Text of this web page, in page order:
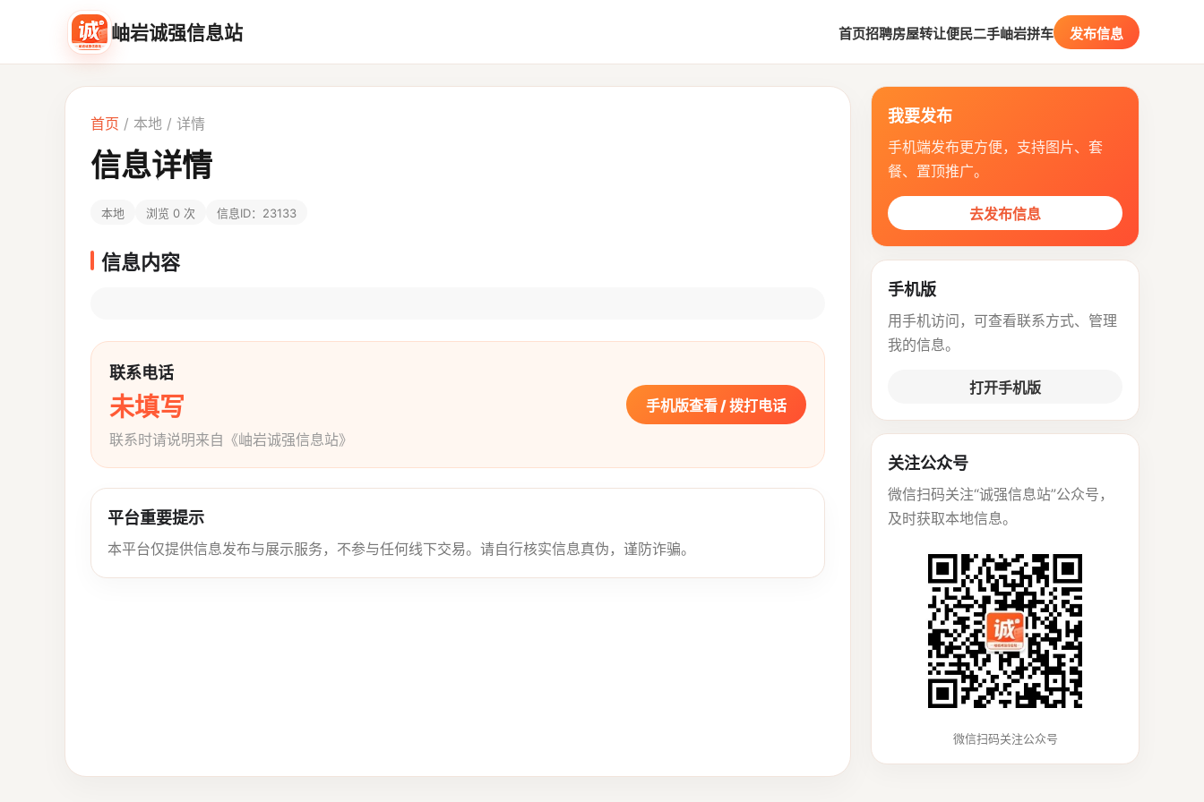
岫岩诚强信息站 首页招聘房屋转让便民二手岫岩拼车 发布信息
首页 / 本地 / 详情
信息详情
本地 浏览 0 次 信息ID：23133
信息内容
联系电话
未填写
联系时请说明来自《岫岩诚强信息站》
手机版查看 / 拨打电话
平台重要提示
本平台仅提供信息发布与展示服务，不参与任何线下交易。请自行核实信息真伪，谨防诈骗。
我要发布
手机端发布更方便，支持图片、套
餐、置顶推广。
去发布信息
手机版
用手机访问，可查看联系方式、管理
我的信息。
打开手机版
关注公众号
微信扫码关注“诚强信息站”公众号，
及时获取本地信息。
微信扫码关注公众号